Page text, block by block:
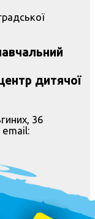
дитячої
36
email: